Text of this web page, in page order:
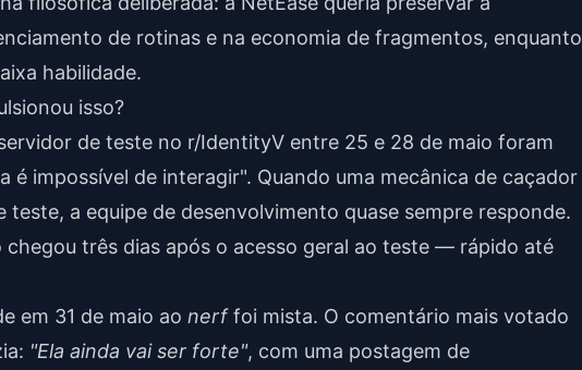
de rotinas e na economia de fragmentos, enquanto
habilidade.
isso?
de teste no r/IdentityV entre 25 e 28 de maio foram
é impossível de interagir". Quando uma mecânica de caçador
a equipe de desenvolvimento quase sempre responde.
chegou três dias após o acesso geral ao teste — rápido até
em 31 de maio ao nerffoi mista. O comentário mais votado
"Ela ainda vai ser forte", com uma postagem de